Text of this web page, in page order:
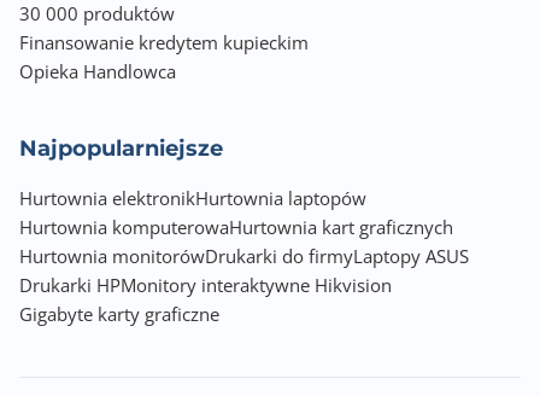
Gniazdo EIO
Nie
Nie
IRDA
Nie
Obsługiwane formaty druku
A4
A5
30 000 produktów
Finansowanie kredytem kupieckim
Opieka Handlowca
Najpopularniejsze
Hurtownia elektronikHurtownia laptopów
Hurtownia komputerowaHurtownia kart graficznych
Hurtownia monitorówDrukarki do firmyLaptopy ASUS
Drukarki HPMonitory interaktywne Hikvision
Gigabyte karty graficzne